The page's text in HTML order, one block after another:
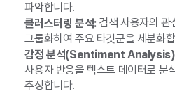
파악합니다.
클러스터링 분석:검색 사용자의 관
그룹화하여 주요 타깃군을 세분화
감정 분석(Sentiment
사용자 반응을 텍스트 데이터로 분
추정합니다.